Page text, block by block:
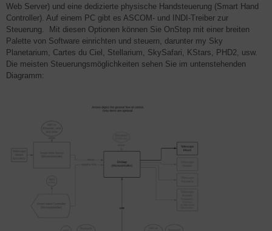
Web Server) und eine dedizierte physische Handsteuerung (Smart Hand
Controller). Auf einem PC gibt es ASCOM- und INDI-Treiber zur
Steuerung. Mit diesen Optionen können Sie OnStep mit einer breiten
Palette von Software einrichten und steuern, darunter my Sky
Planetarium, Cartes du Ciel, Stellarium, SkySafari, KStars, PHD2, usw.
Die meisten Steuerungsmöglichkeiten sehen Sie im untenstehenden
Diagramm: